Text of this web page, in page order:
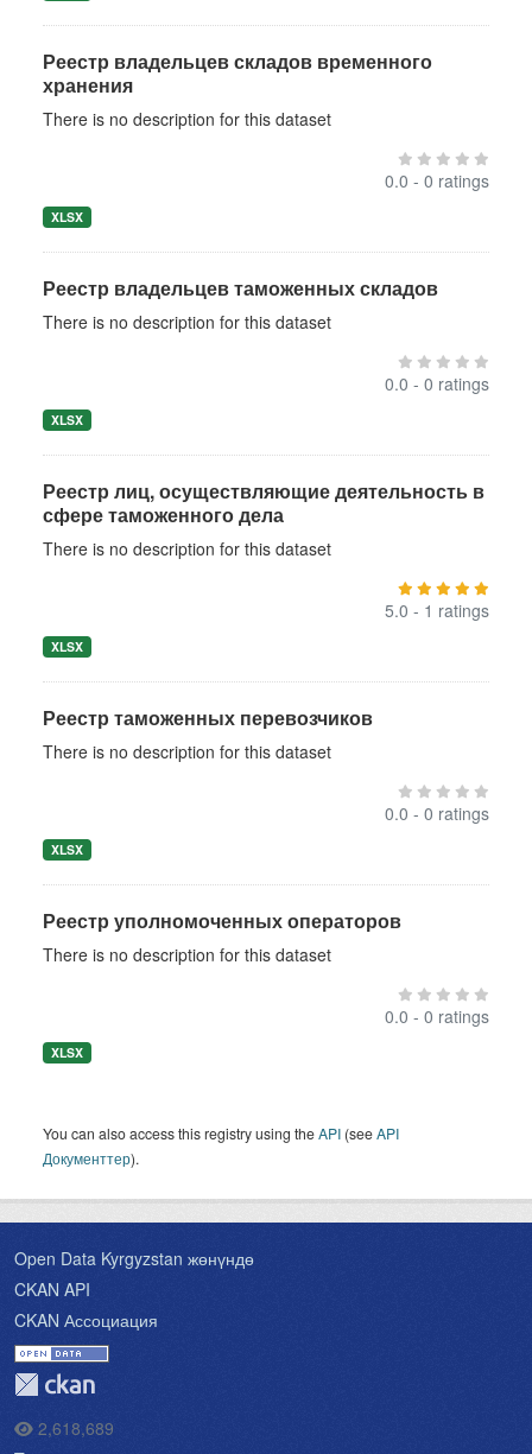
Реестр владельцев складов временного
хранения
There is no description for this dataset
0.0 - 0 ratings
XLSX
Реестр владельцев таможенных складов
There is no description for this dataset
0.0 - 0 ratings
XLSX
Реестр лиц, осуществляющие деятельность в
сфере таможенного дела
There is no description for this dataset
5.0 - 1 ratings
XLSX
Реестр таможенных перевозчиков
There is no description for this dataset
0.0 - 0 ratings
XLSX
Реестр уполномоченных операторов
There is no description for this dataset
0.0 - 0 ratings
XLSX
You can also access this registry using theAPI (seeAPI
Документтер).
Open Data Kyrgyzstan жөнүндө
CKAN API
CKAN Ассоциация
2,618,689